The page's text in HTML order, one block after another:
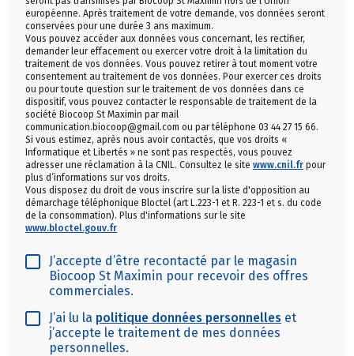
européenne. Après traitement de votre demande, vos données seront
conservées pour une durée 3 ans maximum.
Vous pouvez accéder aux données vous concernant, les rectifier,
demander leur effacement ou exercer votre droit à la limitation du
traitement de vos données. Vous pouvez retirer à tout moment votre
consentement au traitement de vos données. Pour exercer ces droits
ou pour toute question sur le traitement de vos données dans ce
dispositif, vous pouvez contacter le responsable de traitement de la
société Biocoop St Maximin par mail
communication.biocoop@gmail.com ou par téléphone 03 44 27 15 66.
Si vous estimez, après nous avoir contactés, que vos droits «
Informatique et Libertés » ne sont pas respectés, vous pouvez
adresser une réclamation à la CNIL. Consultez le site www.cnil.fr pour
plus d’informations sur vos droits.
Vous disposez du droit de vous inscrire sur la liste d'opposition au
démarchage téléphonique Bloctel (art L.223-1 et R. 223-1 et s. du code
de la consommation). Plus d'informations sur le site
www.bloctel.gouv.fr
J’accepte d’être recontacté par le magasin
Biocoop St Maximin pour recevoir des offres
commerciales.
J’ai lu la politique données personnelles et
j’accepte le traitement de mes données
personnelles.